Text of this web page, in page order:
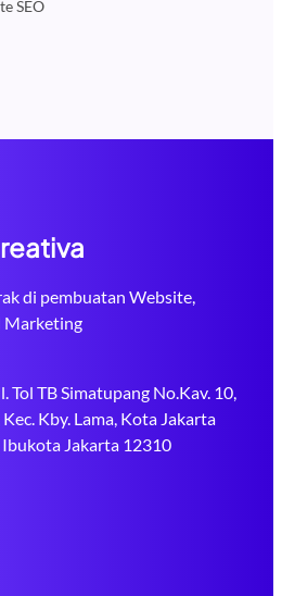
SEO
di pembuatan Website,
Marketing
Tol TB Simatupang No.Kav. 10,
Kby. Lama, Kota Jakarta
Jakarta 12310